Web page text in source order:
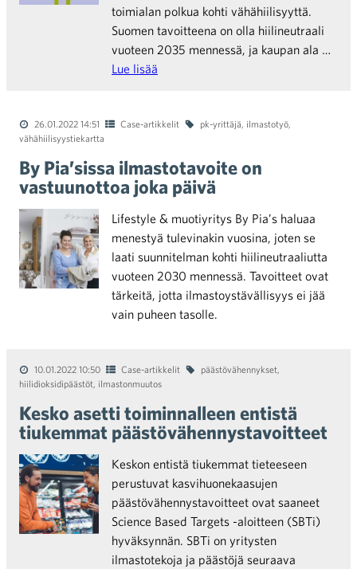
toimialan polkua kohti vähähiilisyyttä.
Suomen tavoitteena on olla hiilineutraali
vuoteen 2035 mennessä, ja kaupan ala …
Lue lisää
26.01.2022 14:51 Case-artikkelit pk-yrittäjä, ilmastotyö,
vähähiilisyystiekartta
By Pia’sissa ilmastotavoite on
vastuunottoa joka päivä
Lifestyle & muotiyritys By Pia’s haluaa
menestyä tulevinakin vuosina, joten se
laati suunnitelman kohti hiilineutraaliutta
vuoteen 2030 mennessä. Tavoitteet ovat
tärkeitä, jotta ilmastoystävällisyys ei jää
vain puheen tasolle.
10.01.2022 10:50 Case-artikkelit päästövähennykset,
hiilidioksidipäästöt, ilmastonmuutos
Kesko asetti toiminnalleen entistä
tiukemmat päästövähennystavoitteet
Keskon entistä tiukemmat tieteeseen
perustuvat kasvihuonekaasujen
päästövähennystavoitteet ovat saaneet
Science Based Targets -aloitteen (SBTi)
hyväksynnän. SBTi on yritysten
ilmastotekoja ja päästöjä seuraava